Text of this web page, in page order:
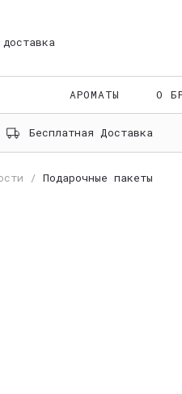
АРОМАТЫ О
Бесплатная Доставка
Подарочные пакеты